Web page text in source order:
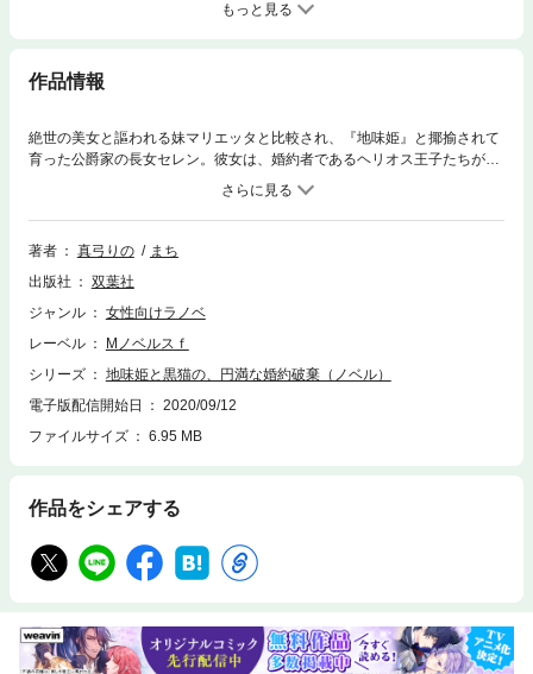
もっと見る
作品情報
絶世の美女と謳われる妹マリエッタと比較され、『地味姫』と揶揄されて
育った公爵家の長女セレン。彼女は、婚約者であるヘリオス王子たちが
「マリエッタを正妃にすべき」と話しているのを聞いてしまう。セレン
は、特別待遇の特級魔術師になることで妃になる運命を避けようと、『氷
の魔術師団長』ヴィオルから借り受けた使い魔の黒猫と一緒に、円満な婚
約解消を目指すことに。
著者 真弓りの
まち
出版社
双葉社
ジャンル
女性向けラノベ
レーベル
Mノベルスｆ
シリーズ
地味姫と黒猫の、円満な婚約破棄（ノベル）
電子版配信開始日
2020/09/12
ファイルサイズ
6.95 MB
作品をシェアする